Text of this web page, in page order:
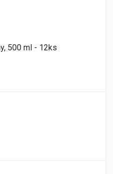
500 ml - 12ks